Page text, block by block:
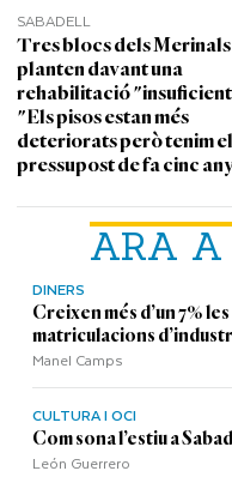
ARA A
DINERS
Creixen més d’un 7% les
matriculacions
Manel Camps
CULTURA I OCI
Com sona l’estiu a
León Guerrero
SABADELL
Tres blocs dels Merinals
planten davant una
rehabilitació
"Els pisos estan més
deteriorats però tenim el
pressupost de fa cinc